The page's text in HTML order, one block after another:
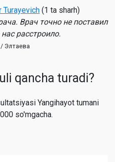
Turayevich (1 ta sharh)
Врач точно не поставил
расстроило.
/ Элтаева
qancha turadi?
Yangihayot tumani
so'mgacha.